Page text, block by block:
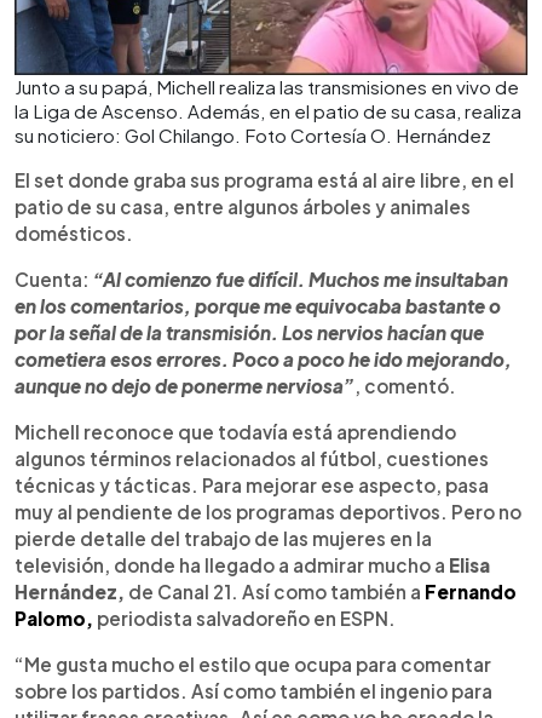
Junto a su papá, Michell realiza las transmisiones en vivo de
la Liga de Ascenso. Además, en el patio de su casa, realiza
su noticiero: Gol Chilango. Foto Cortesía O. Hernández
El set donde graba sus programa está al aire libre, en el
patio de su casa, entre algunos árboles y animales
domésticos.
Cuenta: “Al comienzo fue difícil. Muchos me insultaban
en los comentarios, porque me equivocaba bastante o
por la señal de la transmisión. Los nervios hacían que
cometiera esos errores. Poco a poco he ido mejorando,
aunque no dejo de ponerme nerviosa”, comentó.
Michell reconoce que todavía está aprendiendo
algunos términos relacionados al fútbol, cuestiones
técnicas y tácticas. Para mejorar ese aspecto, pasa
muy al pendiente de los programas deportivos. Pero no
pierde detalle del trabajo de las mujeres en la
televisión, donde ha llegado a admirar mucho a Elisa
Hernández, de Canal 21. Así como también a Fernando
Palomo, periodista salvadoreño en ESPN.
“Me gusta mucho el estilo que ocupa para comentar
sobre los partidos. Así como también el ingenio para